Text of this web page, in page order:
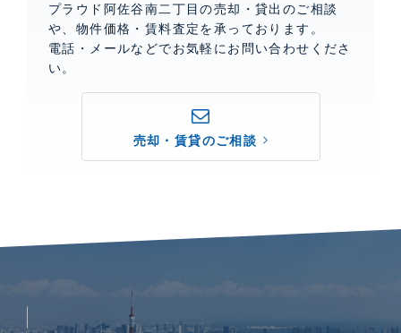
プラウド阿佐谷南二丁目の売却・貸出のご相談
や、物件価格・賃料査定を承っております。
電話・メールなどでお気軽にお問い合わせくださ
い。
売却・賃貸のご相談